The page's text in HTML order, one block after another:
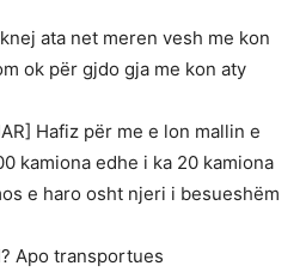
ata net meren vesh me kon
ok për gjdo gja me kon aty
Hafiz për me e lon mallin e
kamiona edhe i ka 20 kamiona
e haro osht njeri i besueshëm
Apo transportues